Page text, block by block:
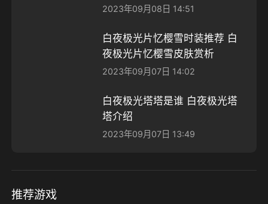
2023年09月08日 14:51
白夜极光片忆樱雪时装推荐 白
夜极光片忆樱雪皮肤赏析
2023年09月07日 14:02
白夜极光塔塔是谁 白夜极光塔
塔介绍
2023年09月07日 13:49
推荐游戏